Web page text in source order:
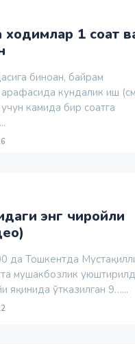
ходимлар 1 соат
биноан, байрам
кундалик иш
камида бир соатга
энг чиройли
да Тошкентда
мушакбозлик
яқинида ўтказилган 9…...